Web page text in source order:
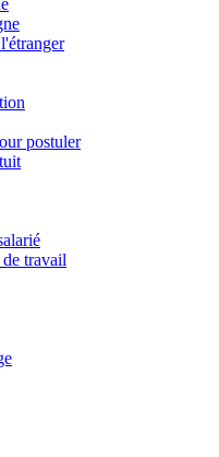
postuler
travail